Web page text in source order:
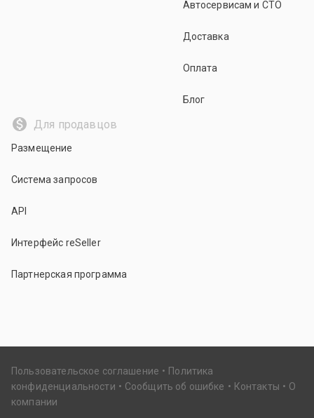
Автосервисам и СТО
Доставка
Оплата
Блог
Для продавцов
Размещение
Система запросов
API
Интерфейс reSeller
Партнерская программа
Пользовательское соглашение
Политика
конфиденциальности
Сообщить об ошибке Контакты
О
компании